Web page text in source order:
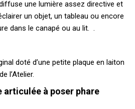
une lumière assez directive et
un objet, un tableau ou encore
dans le canapé ou au lit. .
doté d’une petite plaque en laiton
l’Atelier.
à poser phare